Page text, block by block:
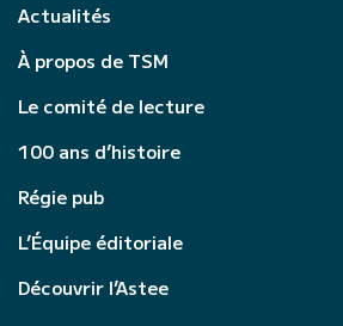
Actualités
À propos de TSM
Le comité de lecture
100 ans d’histoire
Régie pub
L’Équipe éditoriale
Découvrir l’Astee